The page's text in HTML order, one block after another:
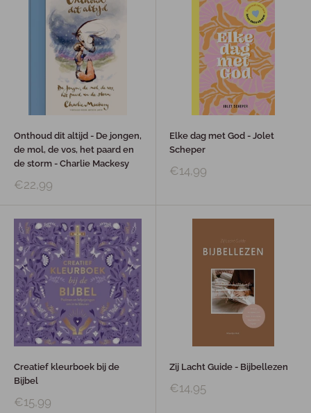
Onthoud dit altijd - De jongen,
de mol, de vos, het paard en
de storm - Charlie Mackesy
€22,99
Elke dag met God - Jolet
Scheper
€14,99
Creatief kleurboek bij de
Bijbel
€15,99
Zij Lacht Guide - Bijbellezen
€14,95